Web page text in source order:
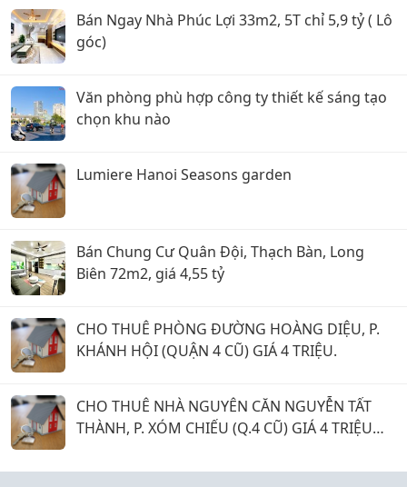
Bán Ngay Nhà Phúc Lợi 33m2, 5T chỉ 5,9 tỷ ( Lô
góc)
Văn phòng phù hợp công ty thiết kế sáng tạo
chọn khu nào
Lumiere Hanoi Seasons garden
Bán Chung Cư Quân Đội, Thạch Bàn, Long
Biên 72m2, giá 4,55 tỷ
CHO THUÊ PHÒNG ĐƯỜNG HOÀNG DIỆU, P.
KHÁNH HỘI (QUẬN 4 CŨ) GIÁ 4 TRIỆU.
CHO THUÊ NHÀ NGUYÊN CĂN NGUYỄN TẤT
THÀNH, P. XÓM CHIẾU (Q.4 CŨ) GIÁ 4 TRIỆU